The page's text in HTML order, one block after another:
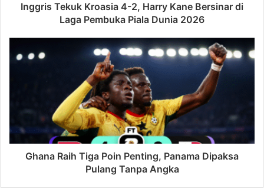
Inggris Tekuk Kroasia 4-2, Harry Kane Bersinar di
Laga Pembuka Piala Dunia 2026
Ghana Raih Tiga Poin Penting, Panama Dipaksa
Pulang Tanpa Angka